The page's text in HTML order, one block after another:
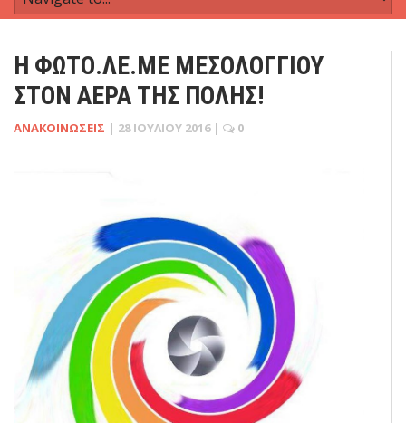
Η ΦΩΤΟ.ΛΕ.ΜΕ ΜΕΣΟΛΟΓΓΊΟΥ
ΣΤΟΝ ΑΈΡΑ ΤΗΣ ΠΌΛΗΣ!
ΑΝΑΚΟΙΝΏΣΕΙΣ | 28 ΙΟΥΛΊΟΥ 2016 | 0